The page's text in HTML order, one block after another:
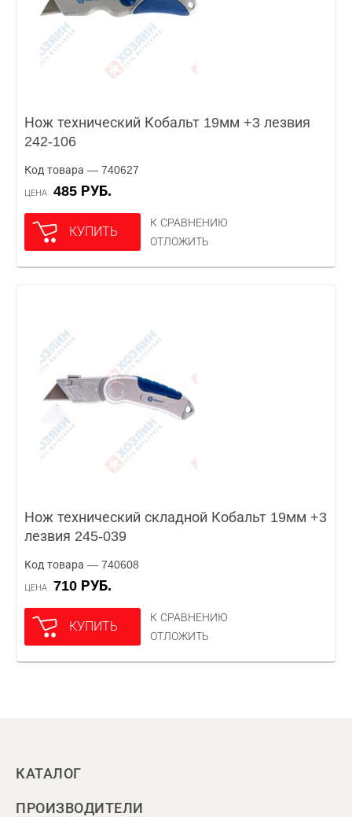
Нож технический Кобальт 19мм +3 лезвия
242-106
Код товара — 740627
ЦЕНА 485 РУБ.
КУПИТЬ
К СРАВНЕНИЮ
ОТЛОЖИТЬ
Нож технический складной Кобальт 19мм +3
лезвия 245-039
Код товара — 740608
ЦЕНА 710 РУБ.
КУПИТЬ
К СРАВНЕНИЮ
ОТЛОЖИТЬ
КАТАЛОГ
ПРОИЗВОДИТЕЛИ